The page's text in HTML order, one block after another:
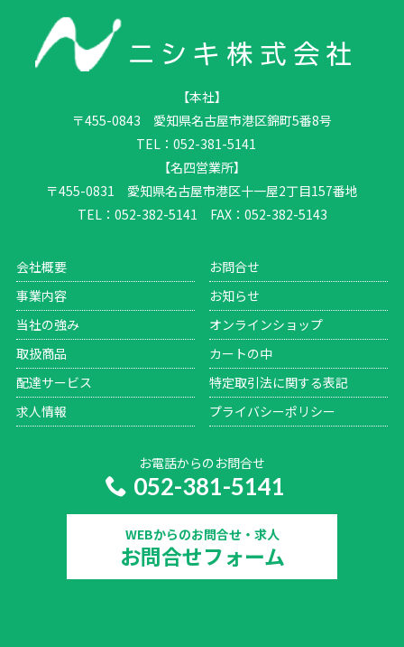
【本社】
〒455-0843 愛知県名古屋市港区錦町5番8号
TEL：052-381-5141
【名四営業所】
〒455-0831 愛知県名古屋市港区十一屋2丁目157番地
TEL：052-382-5141 FAX：052-382-5143
会社概要
事業内容
当社の強み
取扱商品
配達サービス
求人情報
お問合せ
お知らせ
オンラインショップ
カートの中
特定取引法に関する表記
プライバシーポリシー
お電話からのお問合せ
052-381-5141
WEBからのお問合せ・求人
お問合せフォーム